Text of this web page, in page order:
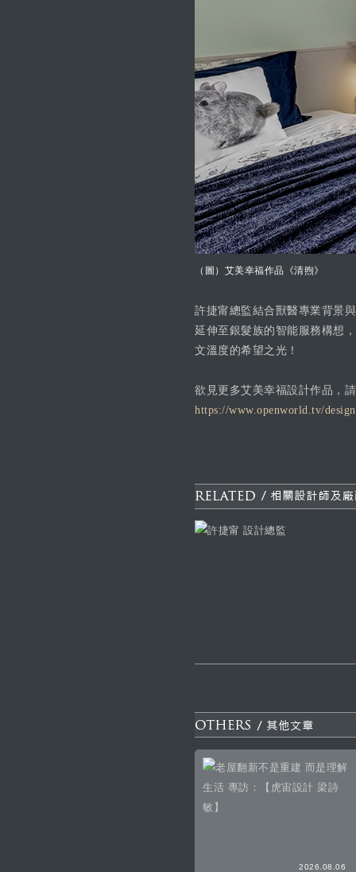
（圖）艾美幸福作品《清煦》
許捷甯總監結合獸醫專業背景
延伸至銀髮族的智能服務構想
文溫度的希望之光！
欲見更多艾美幸福設計作品，
https://www.openworld.tv/
2026.08.06